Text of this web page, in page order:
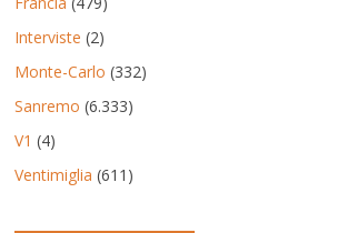
Interviste (2)
Monte-Carlo (332)
Sanremo (6.333)
V1 (4)
Ventimiglia (611)